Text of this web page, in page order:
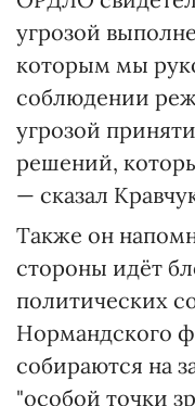
угрозой
которым мы
соблюдении
угрозой
решений,
— сказал
Также он
стороны идёт
политических
Нормандского
собираются на
"особой точки